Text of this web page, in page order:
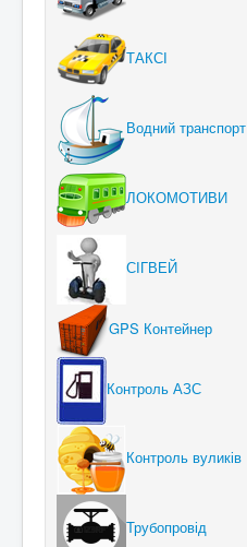
ТАКСІ
Водний транспорт
ЛОКОМОТИВИ
СІГВЕЙ
GPS Контейнер
Контроль АЗС
Контроль вуликів
Трубопровід